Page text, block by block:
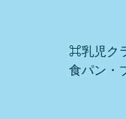
⌘乳児ク
食パン・